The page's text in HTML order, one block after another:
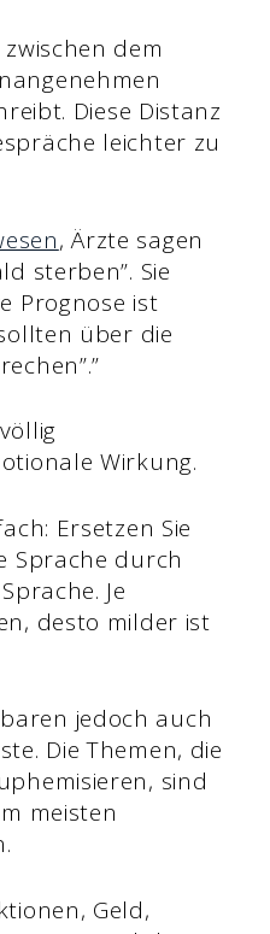
dem
Diese Distanz
leichter zu
, Ärzte sagen
sterben”. Sie
Prognose ist
über die
Wirkung.
Ersetzen Sie
Sprache durch
Je
desto milder ist
jedoch auch
Die Themen, die
sind
meisten
Geld,